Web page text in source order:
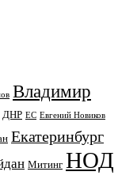
Владимир
ДНР ЕС Евгений Новиков
Екатеринбург
Митинг НОД